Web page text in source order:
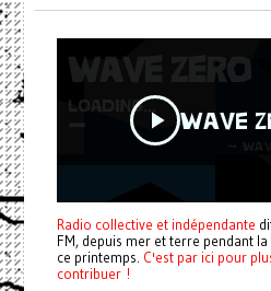
Radio collective et indépendante
FM, depuis mer et terre pendant
ce printemps. C'est par ici pour
contribuer !